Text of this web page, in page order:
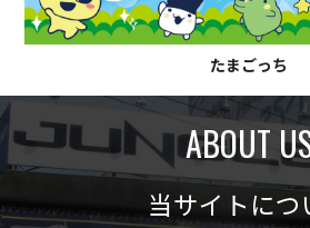
たまごっち
ABOUT
当サイトにつ